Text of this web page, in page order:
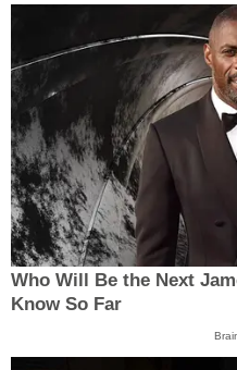
Who Will Be the Next
Know So Far